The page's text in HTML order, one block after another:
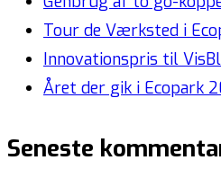
Tour de Værksted i
Innovationspris til
Året der gik i Ecopark
Seneste